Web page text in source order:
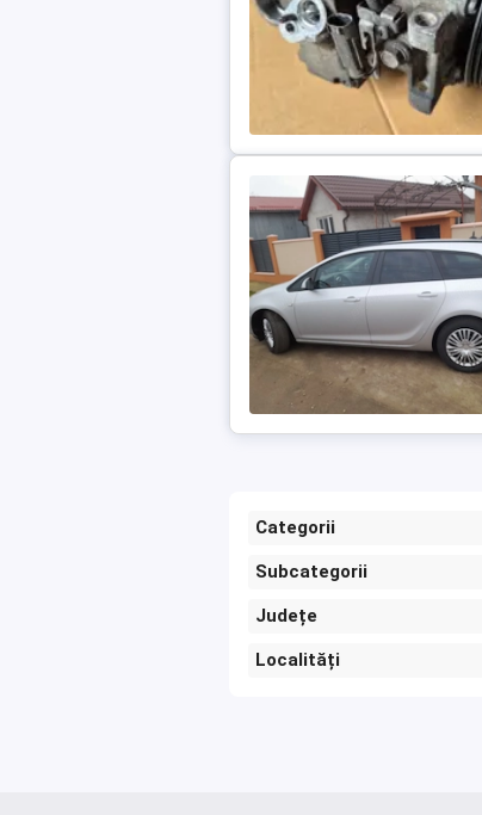
Categorii
Subcategorii
Județe
Localități